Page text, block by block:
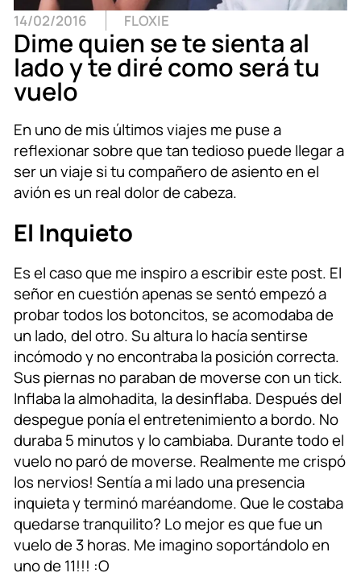
14/02/2016 FLOXIE
Dime quien se te sienta al
lado y te diré como será tu
vuelo
En uno de mis últimos viajes me puse a
reflexionar sobre que tan tedioso puede llegar a
ser un viaje si tu compañero de asiento en el
avión es un real dolor de cabeza.
El Inquieto
Es el caso que me inspiro a escribir este post. El
señor en cuestión apenas se sentó empezó a
probar todos los botoncitos, se acomodaba de
un lado, del otro. Su altura lo hacía sentirse
incómodo y no encontraba la posición correcta.
Sus piernas no paraban de moverse con un tick.
Inflaba la almohadita, la desinflaba. Después del
despegue ponía el entretenimiento a bordo. No
duraba 5 minutos y lo cambiaba. Durante todo el
vuelo no paró de moverse. Realmente me crispó
los nervios! Sentía a mi lado una presencia
inquieta y terminó maréandome. Que le costaba
quedarse tranquilito? Lo mejor es que fue un
vuelo de 3 horas. Me imagino soportándolo en
uno de 11!!! :O